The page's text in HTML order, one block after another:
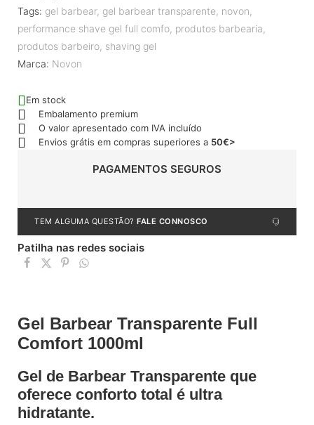
Tags: gel barbear, gel barbear transparente, novon,
performance shave gel full comfo, produtos barbearia,
produtos barbeiro, shaving gel
Marca: Novon
Em stock
Embalamento premium
O valor apresentado com IVA incluído
Envios grátis em compras superiores a 50€>
PAGAMENTOS SEGUROS
TEM ALGUMA QUESTÃO? FALE CONNOSCO
Patilha nas redes sociais
Gel Barbear Transparente Full
Comfort 1000ml
Gel de Barbear Transparente que
oferece conforto total é ultra
hidratante.